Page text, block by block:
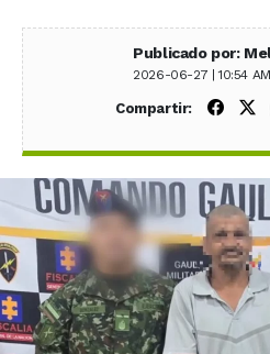
Publicado por:
2026-06-27 | 10:54 AM
Compartir: